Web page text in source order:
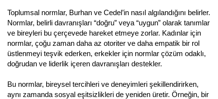
Toplumsal normlar, Burhan ve Cedel’in nasıl algılandığını belirler.
Normlar, belirli davranışları “doğru” veya “uygun” olarak tanımlar
ve bireyleri bu çerçevede hareket etmeye zorlar. Kadınlar için
normlar, çoğu zaman daha az otoriter ve daha empatik bir rol
üstlenmeyi teşvik ederken, erkekler için normlar çözüm odaklı,
doğrudan ve liderlik içeren davranışları destekler.
Bu normlar, bireysel tercihleri ve deneyimleri şekillendirirken,
aynı zamanda sosyal eşitsizlikleri de yeniden üretir. Örneğin, bir